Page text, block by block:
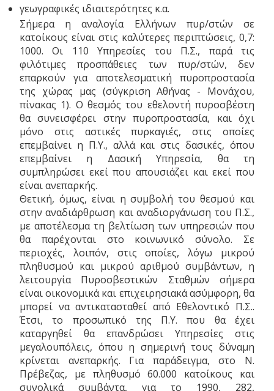
γεωγραφικές ιδιαιτερότητες κ.α.
Σήμερα η αναλογία Ελλήνων πυρ/στών σε
κατοίκους είναι στις καλύτερες περιπτώσεις, 0,7:
1000. Οι 110 Υπηρεσίες του Π.Σ., παρά τις
φιλότιμες προσπάθειες των πυρ/στών, δεν
επαρκούν για αποτελεσματική πυροπροστασία
της χώρας μας (σύγκριση Αθήνας - Μονάχου,
πίνακας 1). Ο θεσμός του εθελοντή πυροσβέστη
θα συνεισφέρει στην πυροπροστασία, και όχι
μόνο στις αστικές πυρκαγιές, στις οποίες
επεμβαίνει η Π.Υ., αλλά και στις δασικές, όπου
επεμβαίνει η Δασική Υπηρεσία, θα τη
συμπληρώσει εκεί που απουσιάζει και εκεί που
είναι ανεπαρκής.
Θετική, όμως, είναι η συμβολή του θεσμού και
στην αναδιάρθρωση και αναδιοργάνωση του Π.Σ.,
με αποτέλεσμα τη βελτίωση των υπηρεσιών που
θα παρέχονται στο κοινωνικό σύνολο. Σε
περιοχές, λοιπόν, στις οποίες, λόγω μικρού
πληθυσμού και μικρού αριθμού συμβάντων, η
λειτουργία Πυροσβεστικών Σταθμών σήμερα
είναι οικονομικά και επιχειρησιακά ασύμφορη, θα
μπορεί να αντικατασταθεί από Εθελοντικό Π.Σ..
Έτσι, το προσωπικό της Π.Υ. που θα έχει
καταργηθεί θα επανδρώσει Υπηρεσίες στις
μεγαλουπόλεις, όπου η σημερινή τους δύναμη
κρίνεται ανεπαρκής. Για παράδειγμα, στο Ν.
Πρέβεζας, με πληθυσμό 60.000 κατοίκους και
συνολικά συμβάντα, για το 1990, 282,